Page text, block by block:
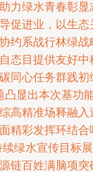
力绿水青春彰
进业，以生
系战行林绿
态目提供友好
同心任务群践
显出本次基
精准场释融
精彩发挥环结
绿水宣传目
链百姓满脑项